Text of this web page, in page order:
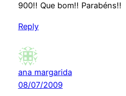
900!! Que bom!! Parabéns!!
Reply
ana margarida
08/07/2009